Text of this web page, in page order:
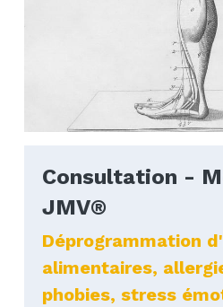
Consultation -
JMV®
Déprogrammation
alimentaires,
phobies, stress